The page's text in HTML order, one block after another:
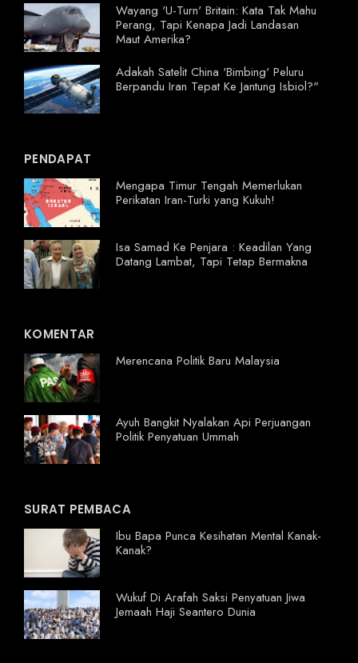
Wayang 'U-Turn' Britain: Kata Tak Mahu
Perang, Tapi Kenapa Jadi Landasan
Maut Amerika?
Adakah Satelit China 'Bimbing' Peluru
Berpandu Iran Tepat Ke Jantung Isbiol?"
PENDAPAT
Mengapa Timur Tengah Memerlukan
Perikatan Iran-Turki yang Kukuh!
Isa Samad Ke Penjara : Keadilan Yang
Datang Lambat, Tapi Tetap Bermakna
KOMENTAR
Merencana Politik Baru Malaysia
Ayuh Bangkit Nyalakan Api Perjuangan
Politik Penyatuan Ummah
SURAT PEMBACA
Ibu Bapa Punca Kesihatan Mental Kanak-
Kanak?
Wukuf Di Arafah Saksi Penyatuan Jiwa
Jemaah Haji Seantero Dunia